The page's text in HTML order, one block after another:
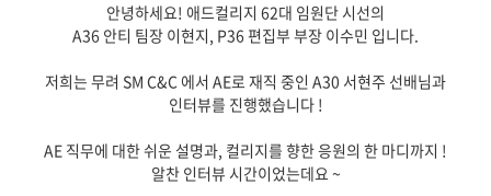
안녕하세요! 애드컬리지 62대 임원단 시선의
A36 안티 팀장 이현지, P36 편집부 부장 이수민 입니다.
저희는 무려 SM C&C 에서 AE로 재직 중인 A30 서현주 선배님과
인터뷰를 진행했습니다 !
AE 직무에 대한 쉬운 설명과, 컬리지를 향한 응원의 한 마디까지 !
알찬 인터뷰 시간이었는데요 ~